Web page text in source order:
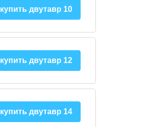
купить двутавр 10
купить двутавр 12
купить двутавр 14